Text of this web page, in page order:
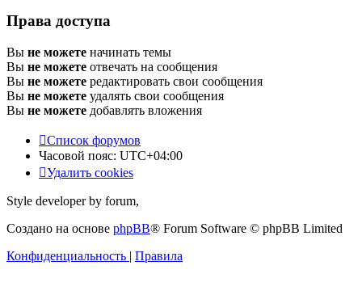
Права доступа
Вы не можете начинать темы
Вы не можете отвечать на сообщения
Вы не можете редактировать свои сообщения
Вы не можете удалять свои сообщения
Вы не можете добавлять вложения
Список форумов
Часовой пояс: UTC+04:00
Удалить cookies
Style developer by forum,
Создано на основе phpBB® Forum Software © phpBB Limited
Конфиденциальность | Правила